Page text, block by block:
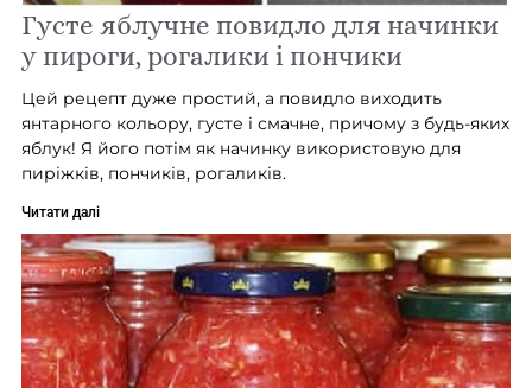
Густе яблучне повидло для начинки
у пироги, рогалики і пончики
Цей рецепт дуже простий, а повидло виходить
янтарного кольору, густе і смачне, причому з будь-яких
яблук! Я його потім як начинку використовую для
пиріжків, пончиків, рогаликів.
Читати далі